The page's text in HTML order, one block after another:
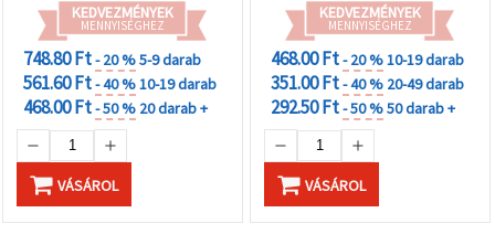
KEDVEZMÉNYEK
MENNYISÉGHEZ
748.80 Ft- 20 %5-9 darab
561.60 Ft- 40 %10-19 darab
468.00 Ft- 50 % 20 darab +
VÁSÁROL
KEDVEZMÉNYEK
MENNYISÉGHEZ
468.00 Ft- 20 %10-19 darab
351.00 Ft- 40 % 20-49 darab
292.50 Ft- 50 %50 darab +
VÁSÁROL